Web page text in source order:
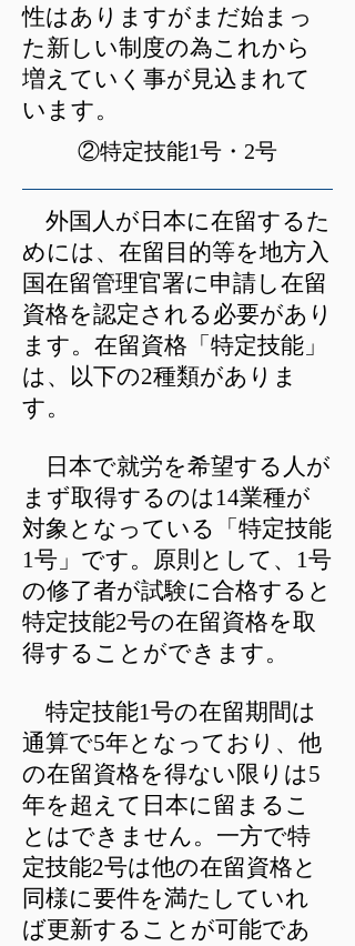
性はありますがまだ始まっ
た新しい制度の為これから
増えていく事が見込まれて
います。
​②特定技能1号・2号
外国人が日本に在留するた
めには、在留目的等を地方入
国在留管理官署に申請し在留
資格を認定される必要があり
ます。在留資格「特定技能」
は、以下の2種類がありま
す。
日本で就労を希望する人が
まず取得するのは14業種が
対象となっている「特定技能
1号」です。原則として、1号
の修了者が試験に合格すると
特定技能2号の在留資格を取
得することができます。
特定技能1号の在留期間は
通算で5年となっており、他
の在留資格を得ない限りは5
年を超えて日本に留まるこ
とはできません。一方で特
定技能2号は他の在留資格と
同様に要件を満たしていれ
ば更新することが可能であ